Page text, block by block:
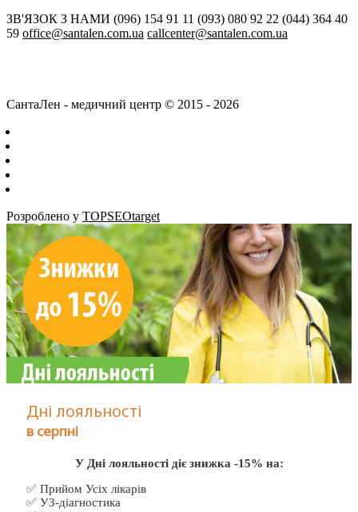
ЗВ'ЯЗОК З НАМИ (096) 154 91 11 (093) 080 92 22 (044) 364 40
59 office@santalen.com.ua callcenter@santalen.com.ua
СантаЛен - медичний центр © 2015 - 2026
Розроблено у TOPSEOtarget
Дні лояльності
в серпні
У Дні лояльності діє знижка -15% на:
✅ Прийом Усіх лікарів
✅ УЗ-діагностика